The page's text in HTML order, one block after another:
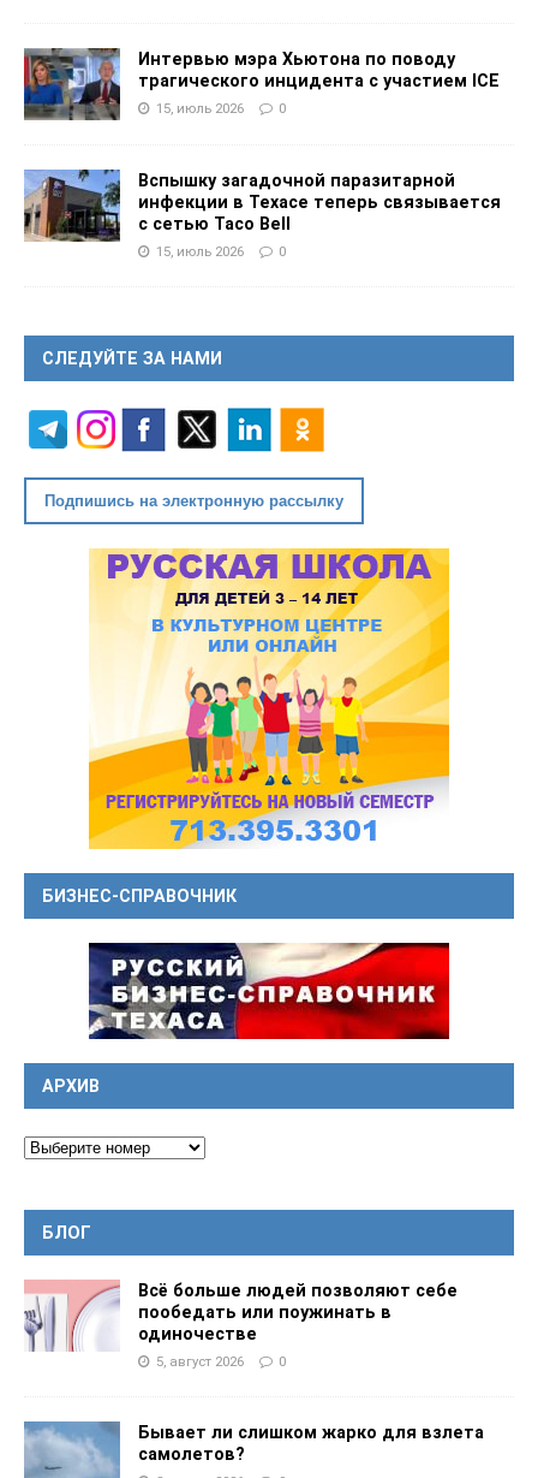
Интервью мэра Хьютона по поводу
трагического инцидента с участием ICE
15, июль 2026 0
Вспышку загадочной паразитарной
инфекции в Техасе теперь связывается
с сетью Taco Bell
15, июль 2026 0
СЛЕДУЙТЕ ЗА НАМИ
Подпишись на электронную рассылку
БИЗНЕС-СПРАВОЧНИК
АРХИВ
БЛОГ
Всё больше людей позволяют себе
пообедать или поужинать в
одиночестве
5, август 2026 0
Бывает ли слишком жарко для взлета
самолетов?